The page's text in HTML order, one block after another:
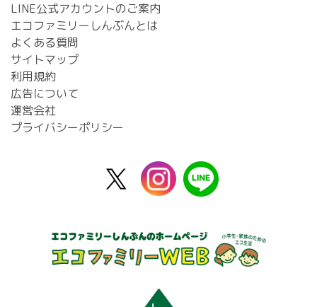
LINE公式アカウントのご案内
エコファミリーしんぶんとは
よくある質問
サイトマップ
利用規約
広告について
運営会社
プライバシーポリシー
instagram